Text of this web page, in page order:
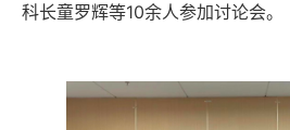
科长童罗辉等10余人参加讨论会。